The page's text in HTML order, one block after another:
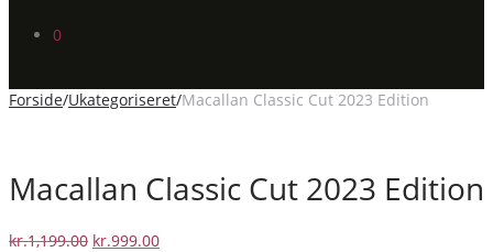
0
Forside/Ukategoriseret/Macallan Classic Cut 2023 Edition
Macallan Classic Cut 2023 Edition
kr.1,199.00 Den
kr.999.00Den